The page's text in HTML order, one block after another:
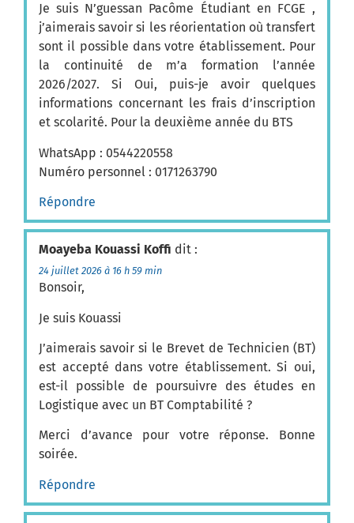
Je suis N’guessan Pacôme Étudiant en FCGE ,
j’aimerais savoir si les réorientation où transfert
sont il possible dans votre établissement. Pour
la continuité de m’a formation l’année
2026/2027. Si Oui, puis-je avoir quelques
informations concernant les frais d’inscription
et scolarité. Pour la deuxième année du BTS
WhatsApp : 0544220558
Numéro personnel : 0171263790
Répondre
Moayeba Kouassi Koffi dit :
24 juillet 2026 à 16 h 59 min
Bonsoir,
Je suis Kouassi
J’aimerais savoir si le Brevet de Technicien (BT)
est accepté dans votre établissement. Si oui,
est-il possible de poursuivre des études en
Logistique avec un BT Comptabilité ?
Merci d’avance pour votre réponse. Bonne
soirée.
Répondre